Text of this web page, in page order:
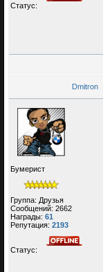
Статус:
Dmitron
Бумерист
Группа: Друзья
Сообщений: 2662
Награды: 61
Репутация: 2193
Статус: